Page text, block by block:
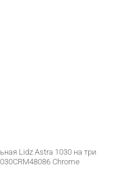
Lidz Astra 1030 на три
Chrome